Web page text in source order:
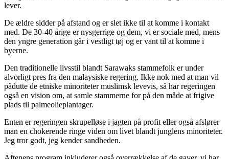
lever.
De ældre sidder på afstand og er slet ikke til at komme i kontakt
med. De 30-40 årige er nysgerrige og dem, vi er sociale med, mens
den yngre generation går i vestligt tøj og er vant til at komme i
byerne.
Den traditionelle livsstil blandt Sarawaks stammefolk er under
alvorligt pres fra den malaysiske regering. Ikke nok med at man vil
pådutte de etniske minoriteter muslimsk levevis, så har regeringen
også en vision om, at samle stammerne for på den måde at frigive
plads til palmeolieplantager.
Enten er regeringen skrupelløse i jagten på profit eller også afslører
man en chokerende ringe viden om livet blandt junglens minoriteter.
Jeg tror godt, jeg kender sandheden.